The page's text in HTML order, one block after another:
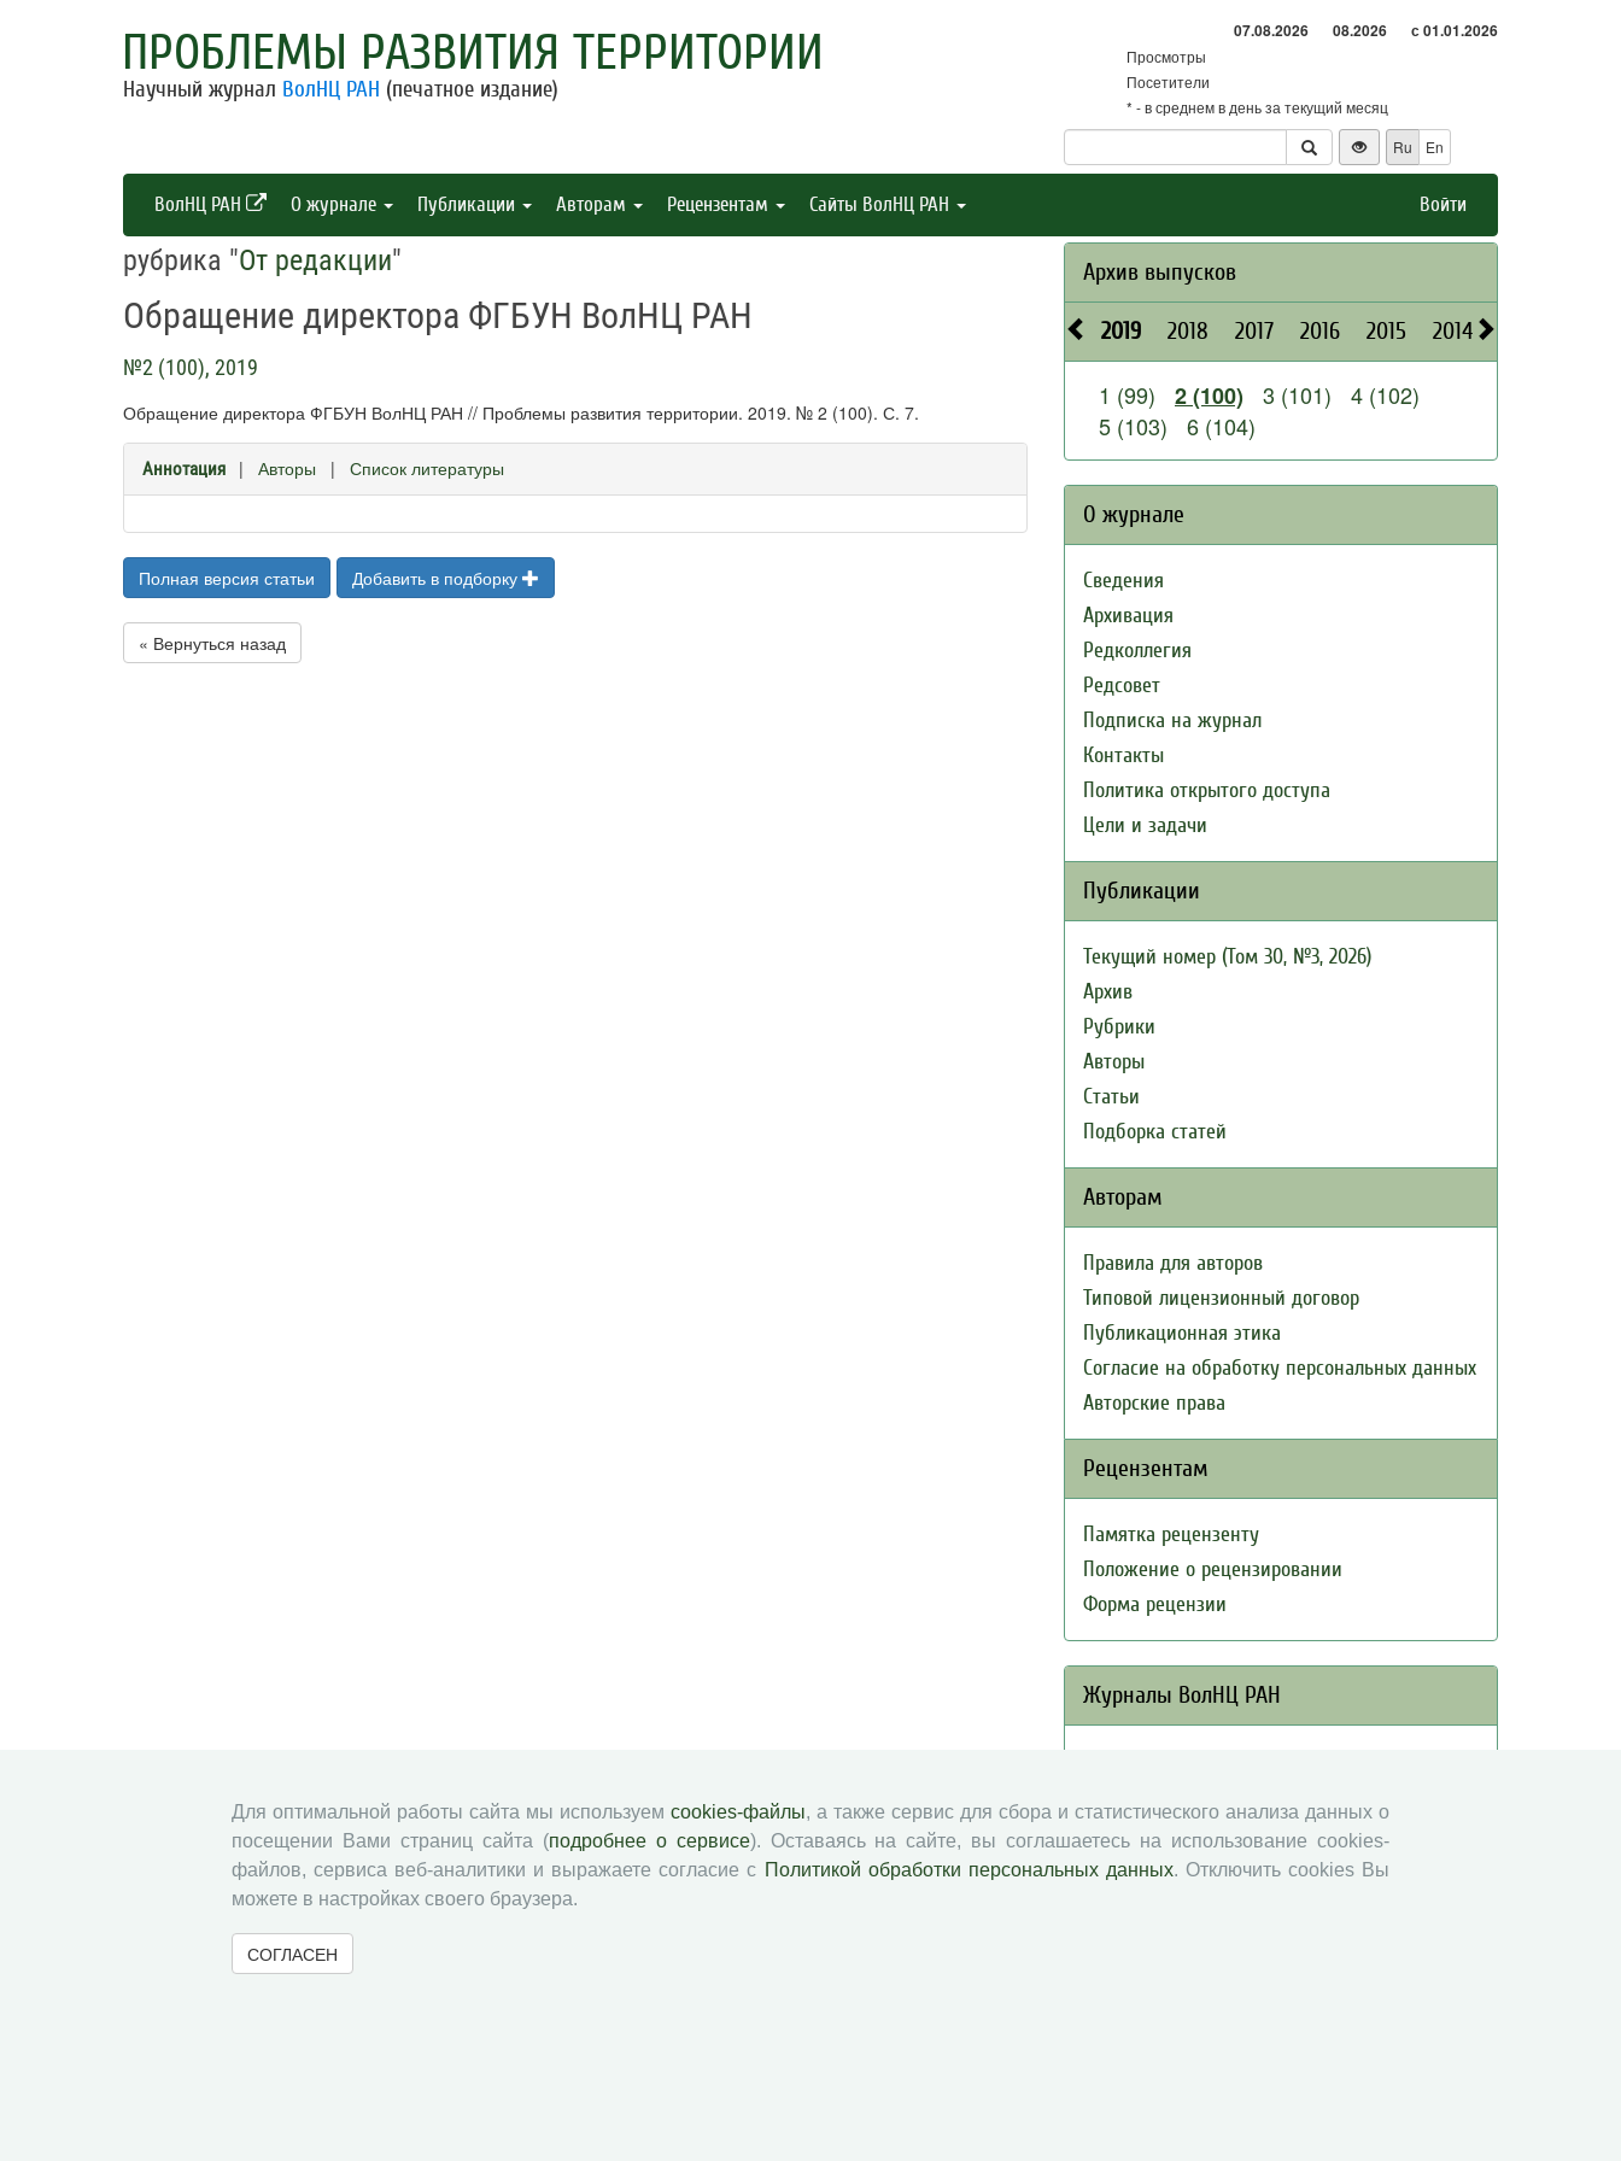
ПРОБЛЕМЫ РАЗВИТИЯ ТЕРРИТОРИИ
Научный журнал ВолНЦ РАН (печатное издание)
07.08.2026 08.2026 с 01.01.2026
Просмотры
Посетители
* - в среднем в день за текущий месяц
Ru
En
ВолНЦ РАН О журнале Публикации Авторам Рецензентам Сайты ВолНЦ РАН Войти
рубрика "От редакции"
Обращение директора ФГБУН ВолНЦ РАН
№2 (100), 2019
Обращение директора ФГБУН ВолНЦ РАН // Проблемы развития территории. 2019. № 2 (100). С. 7.
Аннотация | Авторы | Список литературы
Полная версия статьи Добавить в подборку
« Вернуться назад
Архив выпусков
2019 2018 2017 2016 2015 2014
1 (99) 2 (100) 3 (101)
4 (102)
5 (103)
6 (104)
О журнале
Сведения
Архивация
Редколлегия
Редсовет
Подписка на журнал
Контакты
Политика открытого доступа
Цели и задачи
Публикации
Текущий номер (Том 30, №3, 2026)
Архив
Рубрики
Авторы
Статьи
Подборка статей
Авторам
Правила для авторов
Типовой лицензионный договор
Публикационная этика
Согласие на обработку персональных данных
Авторские права
Рецензентам
Памятка рецензенту
Положение о рецензировании
Форма рецензии
Журналы ВолНЦ РАН
Вопросы территориального развития
Социальное пространство
Для оптимальной работы сайта мы используем cookies-файлы, а также сервис для сбора и статистического анализа данных о
посещении Вами страниц сайта (подробнее о сервисе). Оставаясь на сайте, вы соглашаетесь на использование cookies-
файлов, сервиса веб-аналитики и выражаете согласие с Политикой обработки персональных данных. Отключить cookies Вы
можете в настройках своего браузера.
СОГЛАСЕН